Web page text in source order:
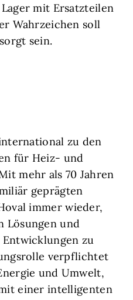
mit Ersatzteilen
Wahrzeichen soll
sein.
zu den
für Heiz- und
mehr als 70 Jahren
geprägten
immer wieder,
Lösungen und
zu
verpflichtet
und Umwelt,
einer intelligenten